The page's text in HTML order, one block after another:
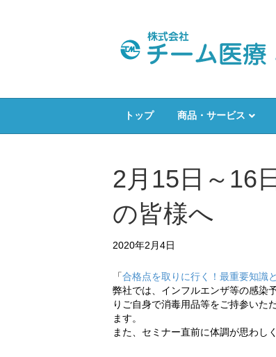
トップ 商品・サービス
2月15日～16
の皆様へ
2020年2月4日
「合格点を取りに行く！最重要知識
弊社では、インフルエンザ等の感染
りご自身で消毒用品等をご持参いた
ます。
また、セミナー直前に体調が思わし